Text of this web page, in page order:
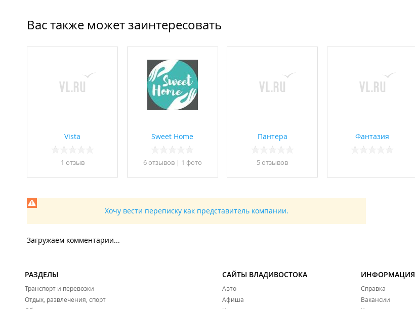
Вас также может заинтересовать
Vista
1 отзыв
Sweet Home
6 отзывов| 1 фото
Пантера
5 отзывов
Фантазия
Хочу вести переписку как представитель компании.
Загружаем комментарии...
РАЗДЕЛЫ
Транспорт и перевозки
Отдых, развлечения, спорт
САЙТЫ ВЛАДИВОСТОКА
Авто
Афиша
ИНФОРМАЦИЯ
Справка
Вакансии